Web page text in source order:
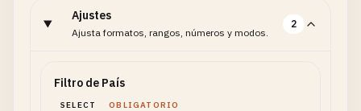
Ajustes
Ajusta formatos, rangos, números y modos.
2
Filtro de País
SELECT OBLIGATORIO